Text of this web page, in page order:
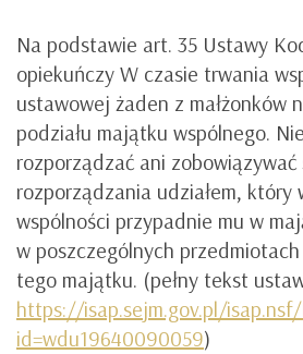
Na podstawie art. 35 Ustawy
opiekuńczy W czasie trwania
ustawowej żaden z małżonków
podziału majątku wspólnego.
rozporządzać ani zobowiązywać
rozporządzania udziałem, który
wspólności przypadnie mu w
w poszczególnych
tego majątku. (pełny tekst
https://isap.sejm.gov.pl/
id=wdu19640090059)